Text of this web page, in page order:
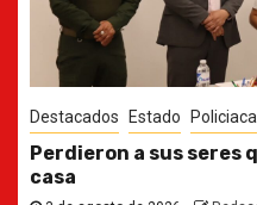
Destacados Estado
Ya casi, el quinto
30 de julio de 2026